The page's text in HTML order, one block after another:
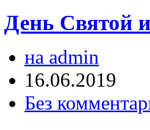
День Святой
на admin
16.06.2019
Без